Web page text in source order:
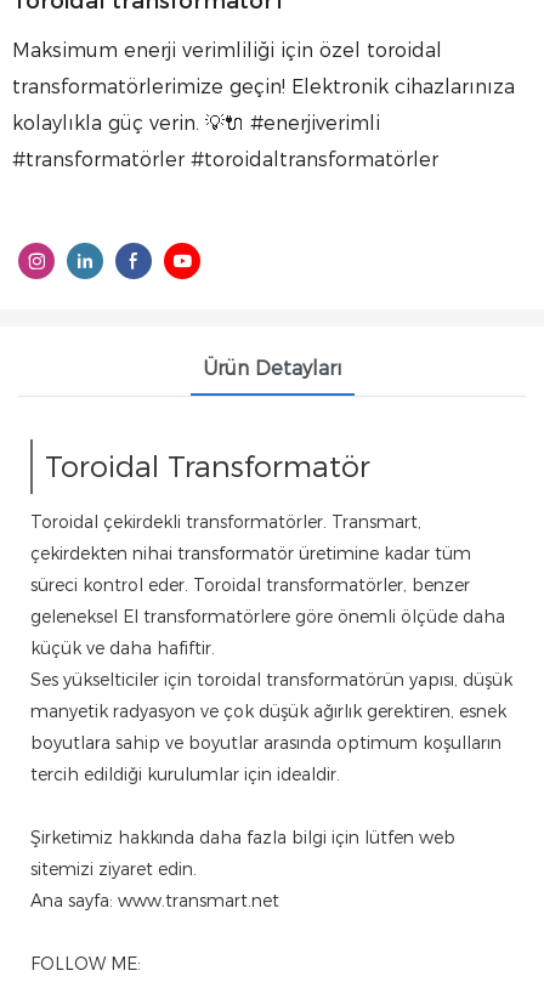
Maksimum enerji verimliliği için özel toroidal
transformatörlerimize geçin! Elektronik cihazlarınıza
kolaylıkla güç verin. 💡🔌 #enerjiverimli
#transformatörler #toroidaltransformatörler
Ürün Detayları
Toroidal Transformatör
Toroidal çekirdekli transformatörler. Transmart,
çekirdekten nihai transformatör üretimine kadar tüm
süreci kontrol eder. Toroidal transformatörler, benzer
geleneksel EI transformatörlere göre önemli ölçüde daha
küçük ve daha hafiftir.
Ses yükselticiler için toroidal transformatörün yapısı, düşük
manyetik radyasyon ve çok düşük ağırlık gerektiren, esnek
boyutlara sahip ve boyutlar arasında optimum koşulların
tercih edildiği kurulumlar için idealdir.
Şirketimiz hakkında daha fazla bilgi için lütfen web
sitemizi ziyaret edin.
Ana sayfa: www.transmart.net
FOLLOW ME: